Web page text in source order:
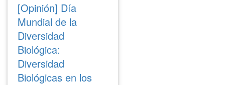
[Opinión] Día
Mundial de la
Diversidad
Biológica:
Diversidad
Biológicas en los